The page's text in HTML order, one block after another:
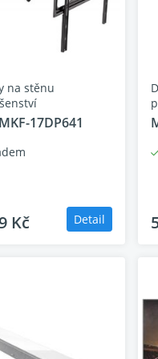
černou. A to díky
na stěnu
17DP641
Kč Detail